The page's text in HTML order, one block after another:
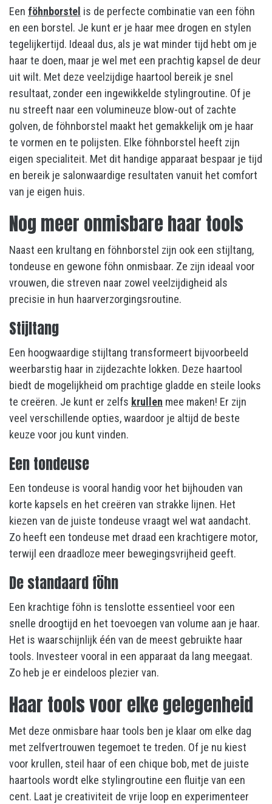
Een föhnborstel is de perfecte combinatie van een föhn
en een borstel. Je kunt er je haar mee drogen en stylen
tegelijkertijd. Ideaal dus, als je wat minder tijd hebt om je
haar te doen, maar je wel met een prachtig kapsel de deur
uit wilt. Met deze veelzijdige haartool bereik je snel
resultaat, zonder een ingewikkelde stylingroutine. Of je
nu streeft naar een volumineuze blow-out of zachte
golven, de föhnborstel maakt het gemakkelijk om je haar
te vormen en te polijsten. Elke föhnborstel heeft zijn
eigen specialiteit. Met dit handige apparaat bespaar je tijd
en bereik je salonwaardige resultaten vanuit het comfort
van je eigen huis.
Nog meer onmisbare haar tools
Naast een krultang en föhnborstel zijn ook een stijltang,
tondeuse en gewone föhn onmisbaar. Ze zijn ideaal voor
vrouwen, die streven naar zowel veelzijdigheid als
precisie in hun haarverzorgingsroutine.
Stijltang
Een hoogwaardige stijltang transformeert bijvoorbeeld
weerbarstig haar in zijdezachte lokken. Deze haartool
biedt de mogelijkheid om prachtige gladde en steile looks
te creëren. Je kunt er zelfs krullen mee maken! Er zijn
veel verschillende opties, waardoor je altijd de beste
keuze voor jou kunt vinden.
Een tondeuse
Een tondeuse is vooral handig voor het bijhouden van
korte kapsels en het creëren van strakke lijnen. Het
kiezen van de juiste tondeuse vraagt wel wat aandacht.
Zo heeft een tondeuse met draad een krachtigere motor,
terwijl een draadloze meer bewegingsvrijheid geeft.
De standaard föhn
Een krachtige föhn is tenslotte essentieel voor een
snelle droogtijd en het toevoegen van volume aan je haar.
Het is waarschijnlijk één van de meest gebruikte haar
tools. Investeer vooral in een apparaat da lang meegaat.
Zo heb je er eindeloos plezier van.
Haar tools voor elke gelegenheid
Met deze onmisbare haar tools ben je klaar om elke dag
met zelfvertrouwen tegemoet te treden. Of je nu kiest
voor krullen, steil haar of een chique bob, met de juiste
haartools wordt elke stylingroutine een fluitje van een
cent. Laat je creativiteit de vrije loop en experimenteer